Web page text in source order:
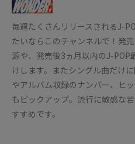
毎週たくさんリリースされるJ-
たいならこのチャンネルで！発
源や、発売後3ヵ月以内のJ-POP
けします。またシングル曲だけ
やアルバム収録のナンバー、ヒ
もピックアップ。流行に敏感な
すすめです。